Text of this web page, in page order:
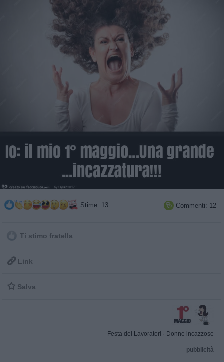
Stime: 13  Commenti: 12
Ti stimo fratella
 Link
 Salva
Festa dei Lavoratori · Donne incazzose
pubblicità